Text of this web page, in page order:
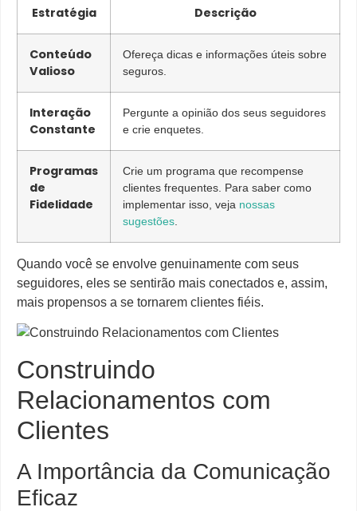
Estratégia Descrição
Conteúdo
Valioso
Ofereça dicas e informações úteis sobre
seguros.
Interação
Constante
Pergunte a opinião dos seus seguidores
e crie enquetes.
Programas
de
Fidelidade
Crie um programa que recompense
clientes frequentes. Para saber como
implementar isso, veja nossas
sugestões
Quando você se envolve genuinamente com seus
seguidores, eles se sentirão mais conectados e, assim,
mais propensos a se tornarem clientes fiéis.
Construindo
Relacionamentos com
Clientes
A Importância da Comunicação
Eficaz